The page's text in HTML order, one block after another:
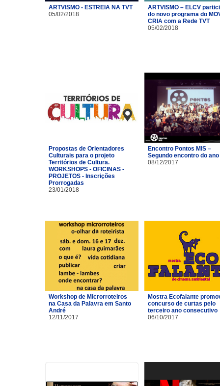
ARTVISMO - ESTREIA NA TVT
05/02/2018
ARTVISMO – ELCV
do novo programa do
CRIA com a Rede TVT
05/02/2018
Propostas de Orientadores
Culturais para o projeto
Territórios de Cultura.
WORKSHOPS - OFICINAS -
PROJETOS - Inscrições
Prorrogadas
23/01/2018
Encontro Pontos MIS –
Segundo encontro do ano
08/12/2017
Workshop de Microrroteiros
na Casa da Palavra em Santo
André
12/11/2017
Mostra Ecofalante
concurso de curtas pelo
terceiro ano consecutivo
06/10/2017